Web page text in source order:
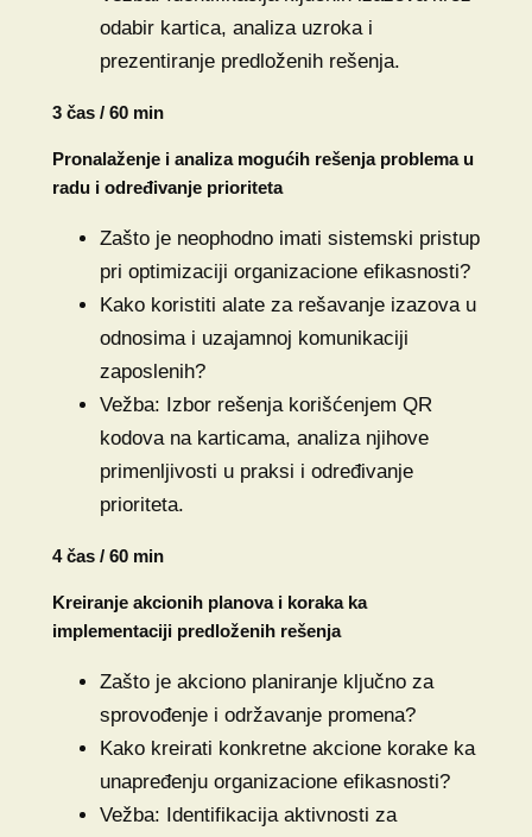
odabir kartica, analiza uzroka i
prezentiranje predloženih rešenja.
3 čas / 60 min
Pronalaženje i analiza mogućih rešenja problema u
radu i određivanje prioriteta
Zašto je neophodno imati sistemski pristup
pri optimizaciji organizacione efikasnosti?
Kako koristiti alate za rešavanje izazova u
odnosima i uzajamnoj komunikaciji
zaposlenih?
Vežba: Izbor rešenja korišćenjem QR
kodova na karticama, analiza njihove
primenljivosti u praksi i određivanje
prioriteta.
4 čas / 60 min
Kreiranje akcionih planova i koraka ka
implementaciji predloženih rešenja
Zašto je akciono planiranje ključno za
sprovođenje i održavanje promena?
Kako kreirati konkretne akcione korake ka
unapređenju organizacione efikasnosti?
Vežba: Identifikacija aktivnosti za